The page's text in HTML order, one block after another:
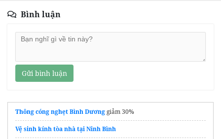
Bình luận
Gửi bình luận
Thông cóng nghẹt Bình Dươnggiảm 30%
Vệ sinh kính tòa nhà tại Ninh Bình